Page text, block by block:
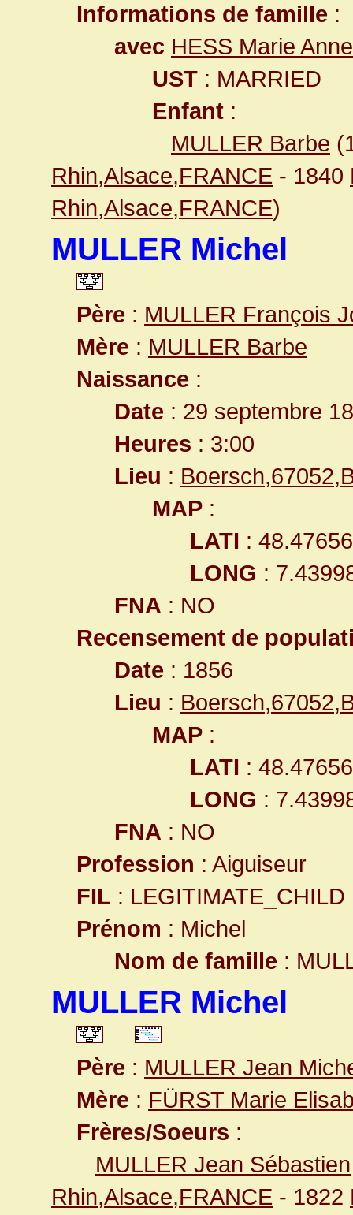
Informations de famille :
avec HESS Marie Anne
UST : MARRIED
Enfant :
MULLER Barbe
Rhin,Alsace,FRANCE - 1840
Rhin,Alsace,FRANCE)
MULLER Michel
Père : MULLER François
Mère : MULLER Barbe
Naissance :
Date : 29 septembre
Heures : 3:00
Lieu :
MAP :
LATI :
LONG :
FNA : NO
Recensement de
Date : 1856
Lieu :
MAP :
LATI :
LONG :
FNA : NO
Profession : Aiguiseur
FIL : LEGITIMATE_CHILD
Prénom : Michel
Nom de famille :
MULLER Michel
Père : MULLER Jean
Mère : FÜRST Marie
Frères/Soeurs :
MULLER Jean Sébastien
Rhin,Alsace,FRANCE - 1822